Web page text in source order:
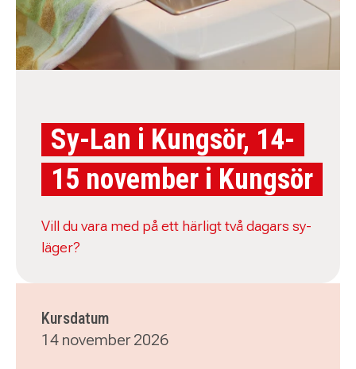
Sy-Lan i Kungsör, 14-
15 november i Kungsör
Vill du vara med på ett härligt två dagars sy-
läger?
Kursdatum
14 november 2026